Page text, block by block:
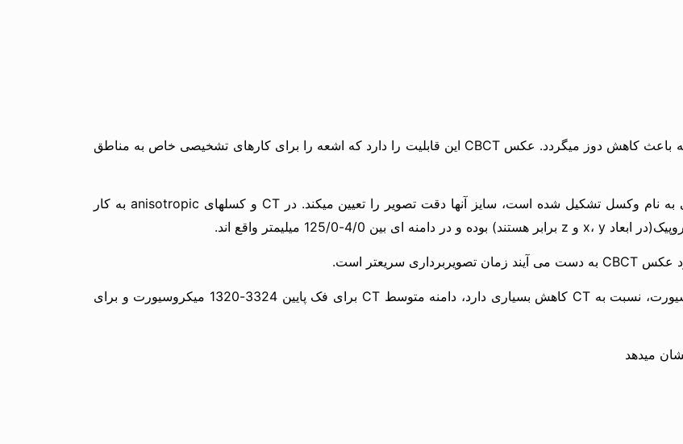
کاهش سایز ناحیه تابش اشعه توسط کولیماسیون اشعه باعث کاهش دوز میگردد. عکس CBCT این قابلیت را دارد که اشعه را برای کارهای تشخیصی خاص به مناطق
از آنجا که Volumetric data از ساختارهای مکعبی کوچکی به نام وکسل تشکیل شده است، سایز آنها دقت تصویر را تعیین میکند. در CT و کسلهای anisotropic به کار
دوز موثر تابش CBCT در دامنه متوسط 3/50-6/3 میکروسیورت، نسبت به CT کاهش بسیاری دارد، دامنه متوسط CT برای فک پایین 3324-1320 میکروسیورت و برای